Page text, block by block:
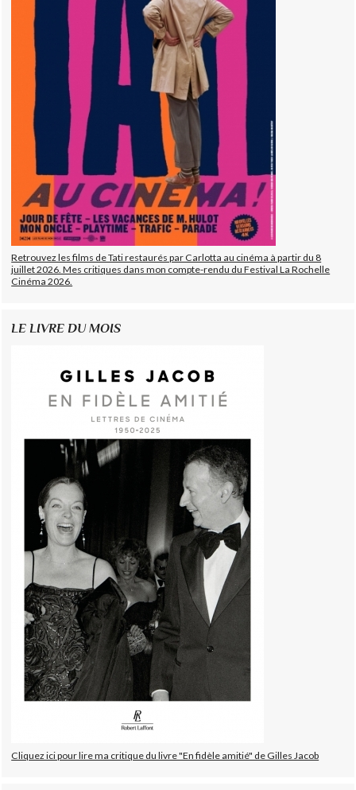
Retrouvez les films de Tati restaurés par Carlotta au cinéma à partir du 8
juillet 2026. Mes critiques dans mon compte-rendu du Festival La Rochelle
Cinéma 2026.
LE LIVRE DU MOIS
Cliquez ici pour lire ma critique du livre "En fidèle amitié" de Gilles Jacob